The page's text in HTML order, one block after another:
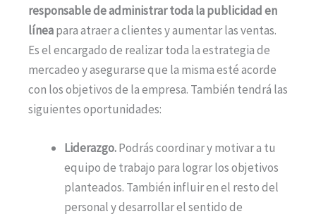
responsable de administrar toda la publicidad en
líneapara atraer a clientes y aumentar las ventas.
Es el encargado de realizar toda la estrategia de
mercadeo y asegurarse que la misma esté acorde
con los objetivos de la empresa. También tendrá las
siguientes oportunidades:
Liderazgo.Podrás coordinar y motivar a tu
equipo de trabajo para lograr los objetivos
planteados. También influir en el resto del
personal y desarrollar el sentido de